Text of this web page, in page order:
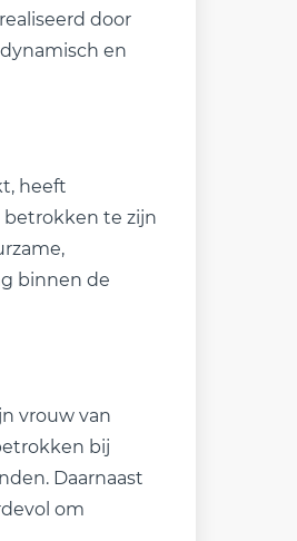
door
en
heeft
betrokken te zijn
binnen de
vrouw van
bij
Daarnaast
om